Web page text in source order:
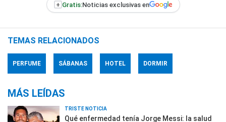
+ Gratis:Noticias exclusivas en
TEMAS RELACIONADOS
PERFUME SÁBANAS HOTEL DORMIR
MÁS LEÍDAS
TRISTE NOTICIA
Qué enfermedad tenía Jorge Messi: la salud